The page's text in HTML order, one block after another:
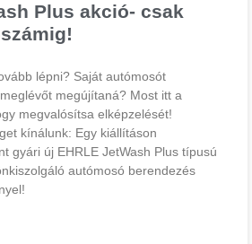
Plus akció- csak
lépni? Saját autómosót
megújítaná? Most itt a
megvalósítsa elképzelését!
kínálunk: Egy kiállításon
gyári új EHRLE JetWash Plus típusú
autómosó berendezés